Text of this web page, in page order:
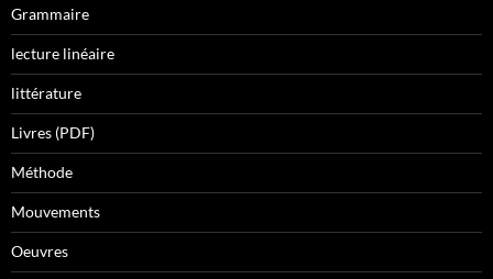
Grammaire
lecture linéaire
littérature
Livres (PDF)
Méthode
Mouvements
Oeuvres